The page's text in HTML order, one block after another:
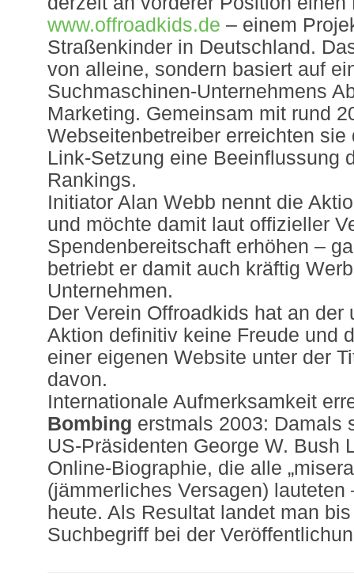
www.offroadkids.de – einem
Straßenkinder in Deutschland.
von alleine, sondern basiert auf
Suchmaschinen-Unternehmens
Marketing. Gemeinsam mit rund
Webseitenbetreiber erreichten sie
Link-Setzung eine Beeinflussung
Rankings.
Initiator Alan Webb nennt die
und möchte damit laut offizieller
Spendenbereitschaft erhöhen –
betriebt er damit auch kräftig
Unternehmen.
Der Verein Offroadkids hat an der
Aktion definitiv keine Freude und
einer eigenen Website unter der
davon.
Internationale Aufmerksamkeit
Bombing erstmals 2003: Damals
US-Präsidenten George W. Bush
Online-Biographie, die alle
(jämmerliches Versagen) lauteten
heute. Als Resultat landet man
Suchbegriff bei der